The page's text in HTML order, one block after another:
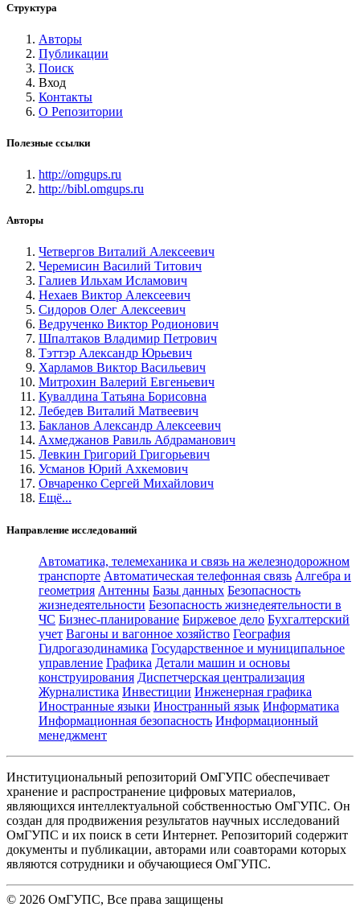
Структура
Авторы
Публикации
Поиск
Вход
Контакты
О Репозитории
Полезные ссылки
http://omgups.ru
http://bibl.omgups.ru
Авторы
Четвергов Виталий Алексеевич
Черемисин Василий Титович
Галиев Ильхам Исламович
Нехаев Виктор Алексеевич
Сидоров Олег Алексеевич
Ведрученко Виктор Родионович
Шпалтаков Владимир Петрович
Тэттэр Александр Юрьевич
Харламов Виктор Васильевич
Митрохин Валерий Евгеньевич
Кувалдина Татьяна Борисовна
Лебедев Виталий Матвеевич
Бакланов Александр Алексеевич
Ахмеджанов Равиль Абдраманович
Левкин Григорий Григорьевич
Усманов Юрий Ахкемович
Овчаренко Сергей Михайлович
Ещё...
Направление исследований
Автоматика, телемеханика и связь на железнодорожном
транспорте Автоматическая телефонная связь Алгебра и
геометрия Антенны Базы данных Безопасность
жизнедеятельности Безопасность жизнедеятельности в
ЧС Бизнес-планирование Биржевое дело Бухгалтерский
учет Вагоны и вагонное хозяйство География
Гидрогазодинамика Государственное и муниципальное
управление Графика Детали машин и основы
конструирования Диспетчерская централизация
Журналистика Инвестиции Инженерная графика
Иностранные языки Иностранный язык Информатика
Информационная безопасность Информационный
менеджмент
Институциональный репозиторий ОмГУПС обеспечивает
хранение и распространение цифровых материалов,
являющихся интеллектуальной собственностью ОмГУПС. Он
создан для продвижения результатов научных исследований
ОмГУПС и их поиск в сети Интернет. Репозиторий содержит
документы и публикации, авторами или соавторами которых
являются сотрудники и обучающиеся ОмГУПС.
© 2026 ОмГУПС, Все права защищены